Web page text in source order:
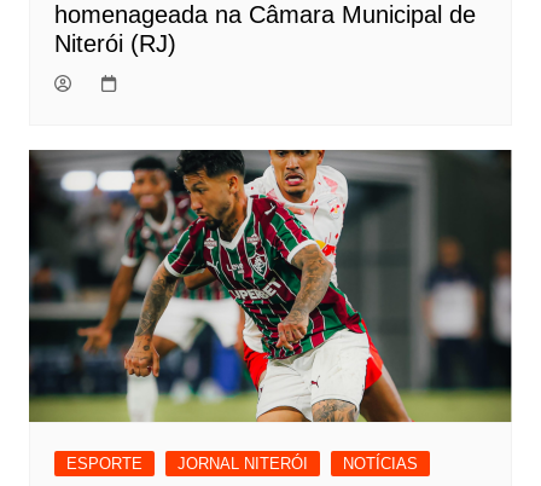
homenageada na Câmara Municipal de
Niterói (RJ)
ESPORTE JORNAL NITERÓI NOTÍCIAS